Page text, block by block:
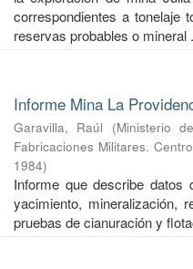
correspondientes a tonelaje
reservas probables o mineral
Informe Mina La
Garavilla, Raúl (Ministerio
Fabricaciones Militares.
1984)
Informe que describe datos
yacimiento, mineralización,
pruebas de cianuración y